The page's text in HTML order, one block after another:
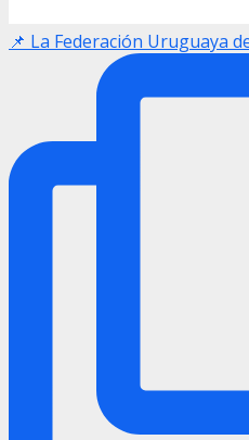
📌 La Federación Uruguaya